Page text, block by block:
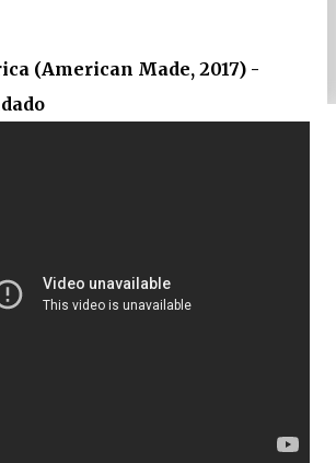
(American Made, 2017) -